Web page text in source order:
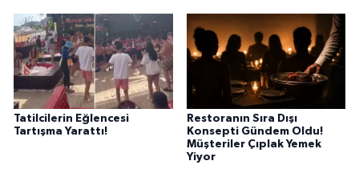
Tatilcilerin Eğlencesi
Tartışma Yarattı!
Restoranın Sıra Dışı
Konsepti Gündem Oldu!
Müşteriler Çıplak Yemek
Yiyor